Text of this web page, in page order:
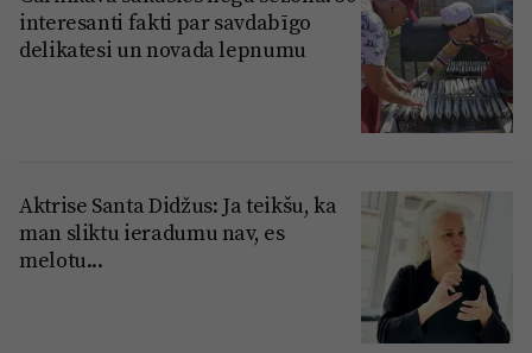
interesanti fakti par savdabīgo
delikatesi un novada lepnumu
Aktrise Santa Didžus: Ja teikšu, ka
man sliktu ieradumu nav, es
melotu...